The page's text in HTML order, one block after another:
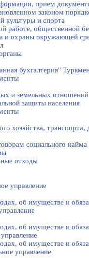
прием
законом
культуры и спорта
работе, общественной
и охраны окружающей
бухгалтерия"
и земельных отношений
защиты населения
хозяйства,
социального найма
отходы
управление
об имуществе и
об имуществе и
об имуществе и
управление